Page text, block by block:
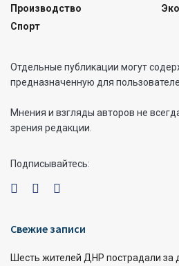
Производство
Спорт
Отдельные публикации могут
предназначенную для
Мнения и взгляды авторов не
зрения редакции.
Подписывайтесь:
Свежие записи
Шесть жителей ДНР пострадали за